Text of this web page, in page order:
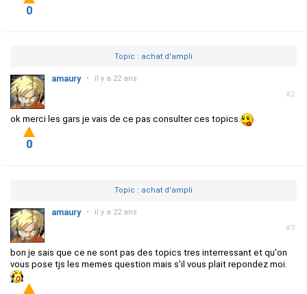
0
Topic : achat d'ampli
#2
amaury • il y a 22 ans
ok merci les gars je vais de ce pas consulter ces topics.
0
Topic : achat d'ampli
#3
amaury • il y a 22 ans
bon je sais que ce ne sont pas des topics tres interressant et qu'on
vous pose tjs les memes question mais s'il vous plait repondez moi.